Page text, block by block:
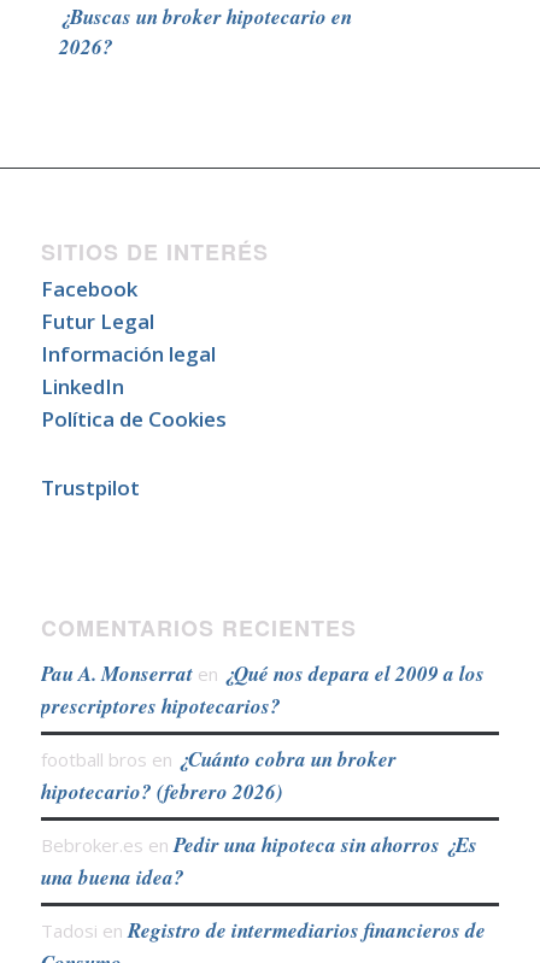
¿Buscas un broker hipotecario en
2026?
SITIOS DE INTERÉS
Facebook
Futur Legal
Información legal
LinkedIn
Política de Cookies
Trustpilot
COMENTARIOS RECIENTES
Pau A. Monserraten ¿Qué nos depara el 2009 a los
prescriptores hipotecarios?
football bros en ¿Cuánto cobra un broker
hipotecario? (febrero 2026)
Bebroker.es enPedir una hipoteca sin ahorros ¿Es
una buena idea?
Tadosi enRegistro de intermediarios financieros de